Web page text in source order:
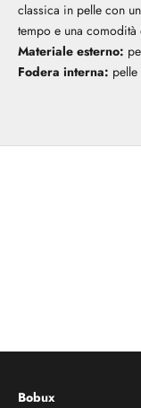
classica in pelle con
tempo e una
Materiale esterno:
Fodera interna: pelle
Bobux